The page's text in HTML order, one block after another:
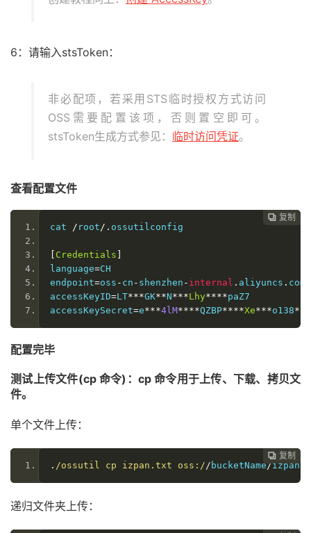
6：请输入stsToken：
非必配项，若采用STS临时授权方式访问
OSS需要配置该项，否则置空即可。
stsToken生成方式参见： 临时访问凭证。
查看配置文件
 复制
 复制
 复制
 复制
 复制
 复制
 复制
 复制
cat
/ root /. ossutilconfig
Credentials
language=CH
endpoint=oss - cn - shenzhen - internal . aliyuncs . com
accessKeyID=LT***GK**N***Lhy****paZ7
accessKeySecret=e***4lM****QZBP****Xe***o138*
配置完毕
测试上传文件(cp 命令)：cp 命令用于上传、下载、拷贝文
件。
单个文件上传：
 复制
 复制
 复制
 复制
 复制
 复制
 复制
. /ossutil cp izpan.txt oss:/ / bucketName / izpan
递归文件夹上传：